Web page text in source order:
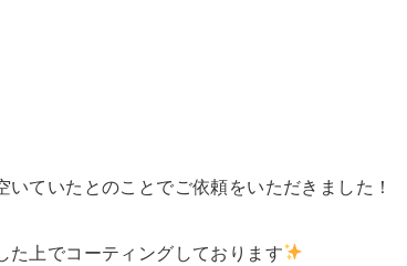
ていたとのことでご依頼をいただきました！
上でコーティングしております